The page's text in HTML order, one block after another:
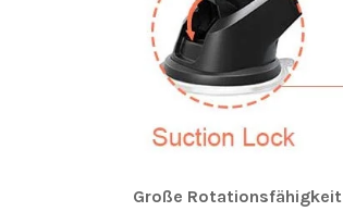
Große Rotationsfähigkeit